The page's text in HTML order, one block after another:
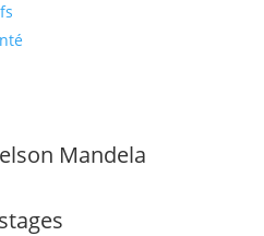
Mandela